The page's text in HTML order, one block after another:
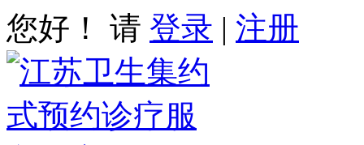
您好！ 请 登录 | 注册